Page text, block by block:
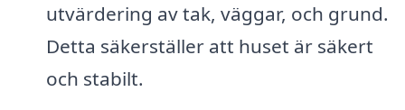
utvärdering av tak, väggar, och grund.
Detta säkerställer att huset är säkert
och stabilt.